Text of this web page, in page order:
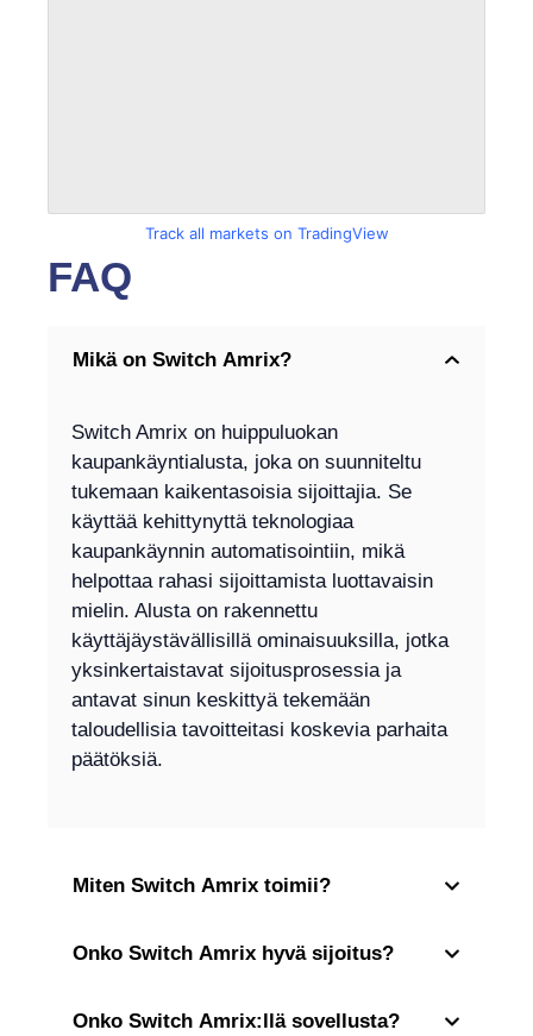
Track all markets on TradingView
FAQ
Mikä on Switch Amrix?
Switch Amrix on huippuluokan
kaupankäyntialusta, joka on suunniteltu
tukemaan kaikentasoisia sijoittajia. Se
käyttää kehittynyttä teknologiaa
kaupankäynnin automatisointiin, mikä
helpottaa rahasi sijoittamista luottavaisin
mielin. Alusta on rakennettu
käyttäjäystävällisillä ominaisuuksilla, jotka
yksinkertaistavat sijoitusprosessia ja
antavat sinun keskittyä tekemään
taloudellisia tavoitteitasi koskevia parhaita
päätöksiä.
Miten Switch Amrix toimii?
Onko Switch Amrix hyvä sijoitus?
Onko Switch Amrix:llä sovellusta?